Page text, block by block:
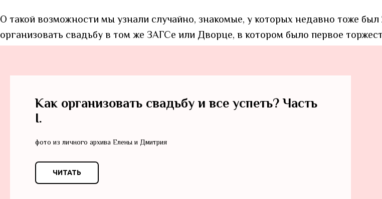
О такой возможности мы узнали случайно, знакомые, у которых недавно тоже
организовать свадьбу в том же ЗАГСе или Дворце, в котором было первое
Как организовать свадьбу и все успеть? Часть
I.
фото из личного архива Елены и Дмитрия
ЧИТАТЬ